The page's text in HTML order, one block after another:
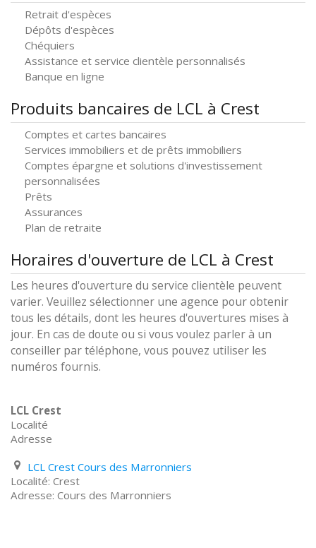
Retrait d'espèces
Dépôts d'espèces
Chéquiers
Assistance et service clientèle personnalisés
Banque en ligne
Produits bancaires de LCL à Crest
Comptes et cartes bancaires
Services immobiliers et de prêts immobiliers
Comptes épargne et solutions d'investissement
personnalisées
Prêts
Assurances
Plan de retraite
Horaires d'ouverture de LCL à Crest
Les heures d'ouverture du service clientèle peuvent
varier. Veuillez sélectionner une agence pour obtenir
tous les détails, dont les heures d'ouvertures mises à
jour. En cas de doute ou si vous voulez parler à un
conseiller par téléphone, vous pouvez utiliser les
numéros fournis.
LCL Crest
Localité
Adresse
LCL Crest Cours des Marronniers
Crest
Cours des Marronniers